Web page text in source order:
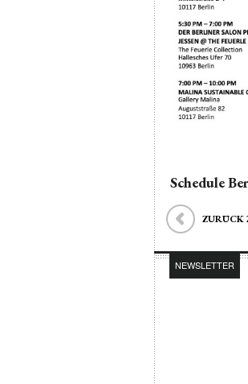
Schedule
ZURÜCK
NEWSLETTER